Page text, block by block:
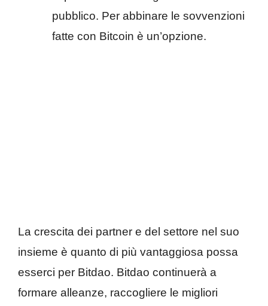
pubblico. Per abbinare le sovvenzioni
fatte con Bitcoin è un’opzione.
La crescita dei partner e del settore nel suo
insieme è quanto di più vantaggiosa possa
esserci per Bitdao. Bitdao continuerà a
formare alleanze, raccogliere le migliori